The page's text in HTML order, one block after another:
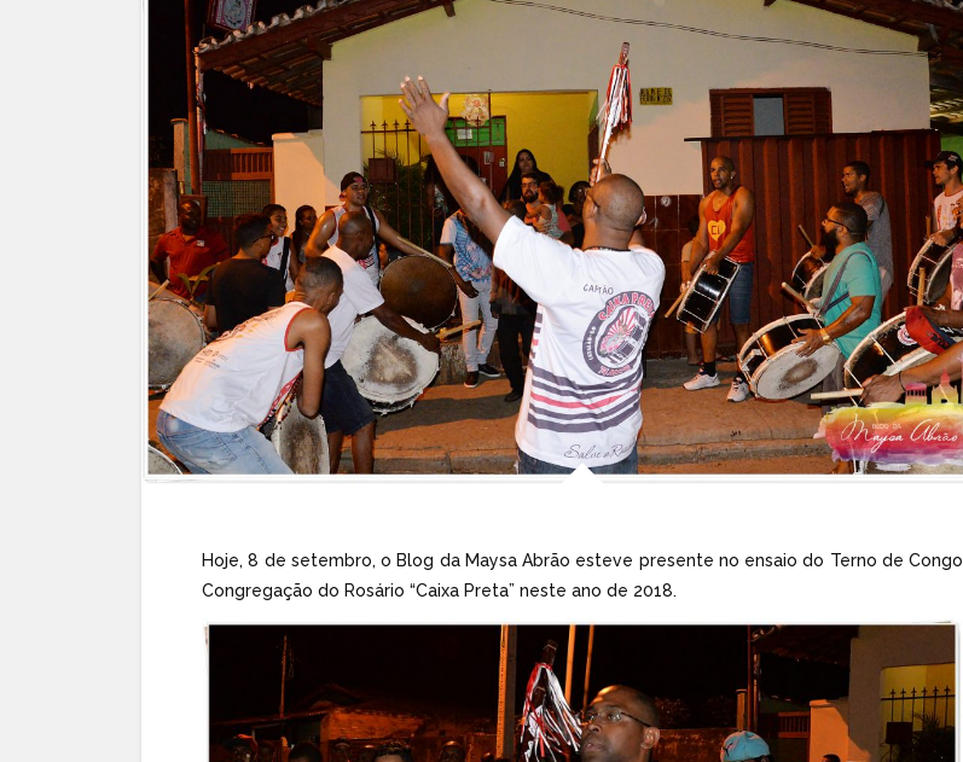
Hoje, 8 de setembro, o Blog da Maysa Abrão esteve presente no ensaio do Terno de Congo
Congregação do Rosário “Caixa Preta” neste ano de 2018.